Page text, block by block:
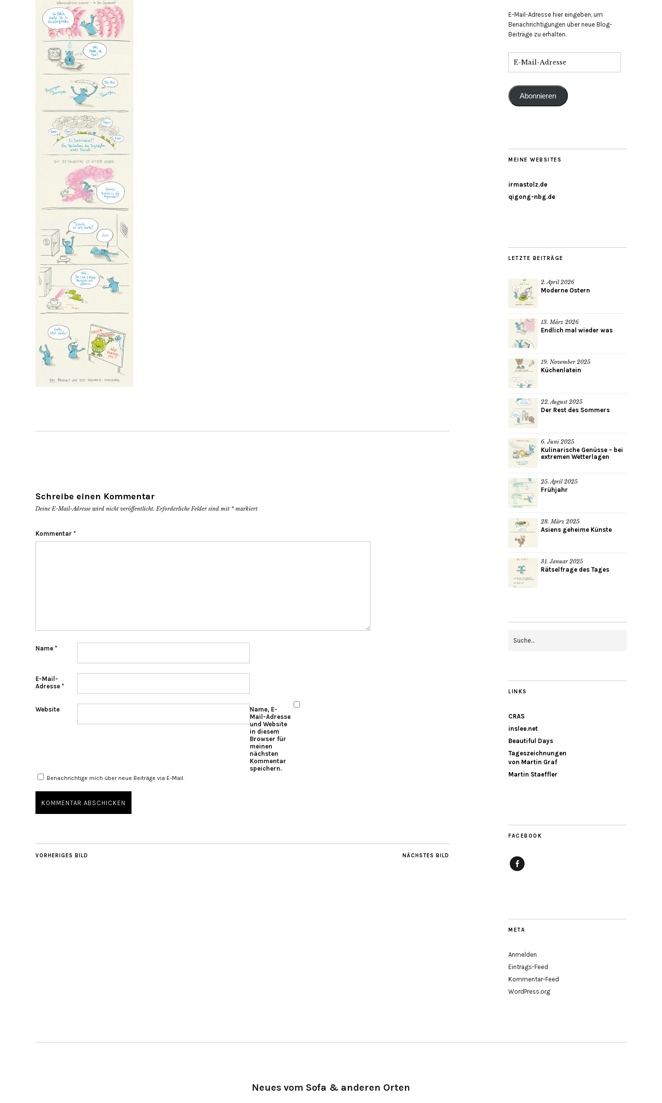
Schreibe einen Kommentar
Deine E-Mail-Adresse wird nicht veröffentlicht. Erforderliche Felder sind mit * markiert
Kommentar *
Name *
E-Mail-
Adresse *
Website
Name, E-
Mail-Adresse
und Website
in diesem
Browser für
meinen
nächsten
Kommentar
speichern.
Benachrichtige mich über neue Beiträge via E-Mail.
NÄCHSTES BILD
VORHERIGES BILD
E-Mail-Adresse hier eingeben, um
Benachrichtigungen über neue Blog-
Beiträge zu erhalten.
Abonnieren
MEINE WEBSITES
irmastolz.de
qigong-nbg.de
LETZTE BEITRÄGE
2. April 2026
Moderne Ostern
13. März 2026
Endlich mal wieder was
19. November 2025
Küchenlatein
22. August 2025
Der Rest des Sommers
6. Juni 2025
Kulinarische Genüsse – bei
extremen Wetterlagen
25. April 2025
Frühjahr
28. März 2025
Asiens geheime Künste
31. Januar 2025
Rätselfrage des Tages
LINKS
CRAS
inslee.net
Beautiful Days
Tageszeichnungen
von Martin Graf
Martin Staeffler
FACEBOOK
META
Anmelden
Eintrags-Feed
Kommentar-Feed
WordPress.org
Neues vom Sofa & anderen Orten